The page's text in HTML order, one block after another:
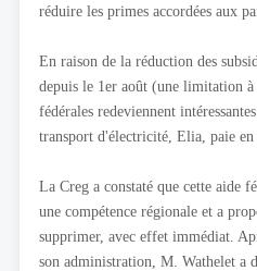
réduire les primes accordées aux
En raison de la réduction des
depuis le 1er août (une limitation
fédérales redeviennent
transport d'électricité, Elia, paie
La Creg a constaté que cette aide
une compétence régionale et a
supprimer, avec effet immédiat.
son administration, M. Wathelet a